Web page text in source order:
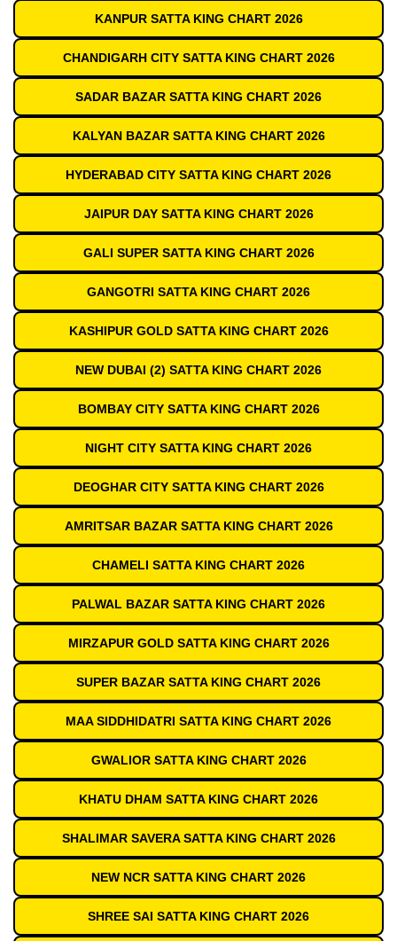
KANPUR SATTA KING CHART 2026
CHANDIGARH CITY SATTA KING CHART 2026
SADAR BAZAR SATTA KING CHART 2026
KALYAN BAZAR SATTA KING CHART 2026
HYDERABAD CITY SATTA KING CHART 2026
JAIPUR DAY SATTA KING CHART 2026
GALI SUPER SATTA KING CHART 2026
GANGOTRI SATTA KING CHART 2026
KASHIPUR GOLD SATTA KING CHART 2026
NEW DUBAI (2) SATTA KING CHART 2026
BOMBAY CITY SATTA KING CHART 2026
NIGHT CITY SATTA KING CHART 2026
DEOGHAR CITY SATTA KING CHART 2026
AMRITSAR BAZAR SATTA KING CHART 2026
CHAMELI SATTA KING CHART 2026
PALWAL BAZAR SATTA KING CHART 2026
MIRZAPUR GOLD SATTA KING CHART 2026
SUPER BAZAR SATTA KING CHART 2026
MAA SIDDHIDATRI SATTA KING CHART 2026
GWALIOR SATTA KING CHART 2026
KHATU DHAM SATTA KING CHART 2026
SHALIMAR SAVERA SATTA KING CHART 2026
NEW NCR SATTA KING CHART 2026
SHREE SAI SATTA KING CHART 2026